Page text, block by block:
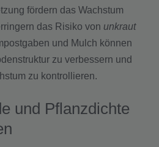
fördern das Wachstum
das Risiko von unkraut
und Mulch können
zu verbessern und
zu kontrollieren.
und Pflanzdichte